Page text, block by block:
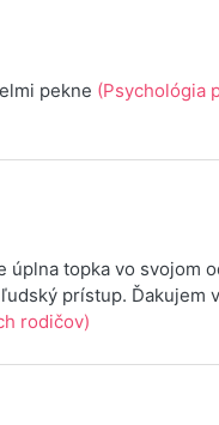
pekne (Psychológia
úplna topka vo svojom
prístup. Ďakujem
rodičov)